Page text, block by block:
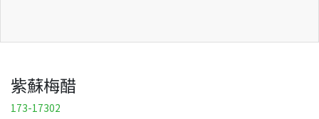
紫蘇梅醋
173-17302